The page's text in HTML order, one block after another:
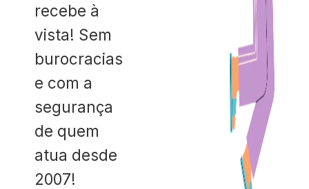
recebe à
vista! Sem
burocracias
e com a
segurança
de quem
atua desde
2007!